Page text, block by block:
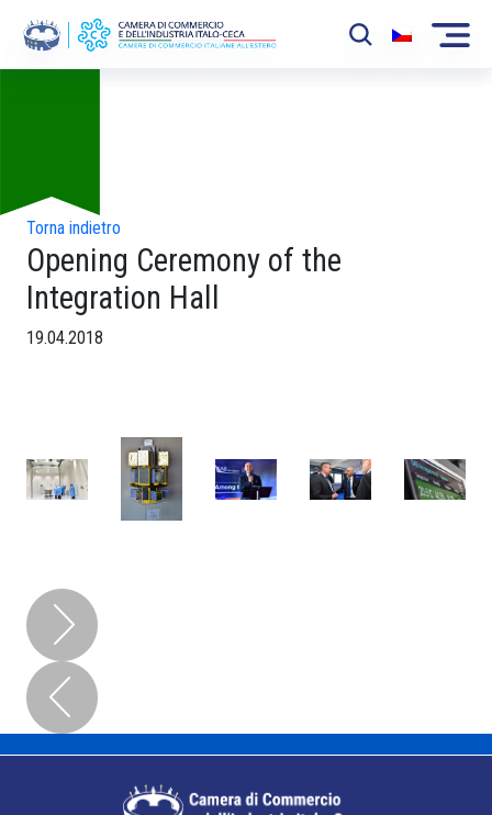
Eventi
Sviluppo Mercato
Soci
Area riservata
Torna indietro
Opening Ceremony of the
Integration Hall
19.04.2018